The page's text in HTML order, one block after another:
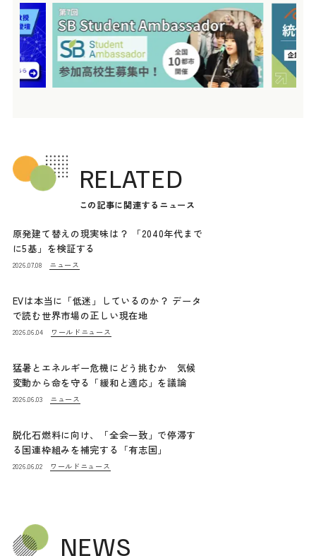
RELATED
この記事に関連するニュース
原発建て替えの現実味は？ 「2040年代まで
に5基」を検証する
2026.07.08 ニュース
EVは本当に「低迷」しているのか？ データ
で読む世界市場の正しい現在地
2026.06.04 ワールドニュース
猛暑とエネルギー危機にどう挑むか 気候
変動から命を守る「緩和と適応」を議論
2026.06.03 ニュース
脱化石燃料に向け、「全会一致」で停滞す
る国連枠組みを補完する「有志国」
2026.06.02 ワールドニュース
NEWS